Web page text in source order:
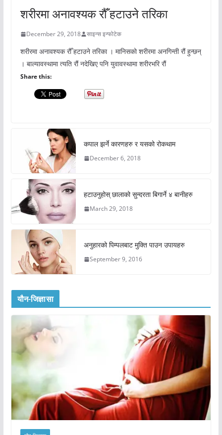
शरीरमा अनावश्यक रौँ हटाउने तरिका
December 29, 2018 साइन्स इन्फोटेक
शरीरमा अनावश्यक रौँ हटाउने तरिका । मानिसको शरीरमा अनगिन्ती रौं हुन्छन्
। बाल्यावस्थामा त्यति रौं नदेखिए पनि युवावस्थामा शरीरभरि रौं
Share this:
कपाल झर्ने कारणहरु र यसको रोकथाम
December 6, 2018
हटाउनुहोस् छालाको सुन्दरता बिगार्ने ४ बानीहरु
March 29, 2018
अनुहारको पिम्पलबाट मुक्ति पाउन उपायहरु
September 9, 2016
यौन-जिज्ञासा